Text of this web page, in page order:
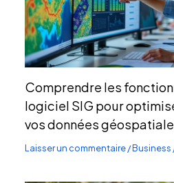
Comprendre les
logiciel SIG pour
vos données
Laisser un commentaire/Business